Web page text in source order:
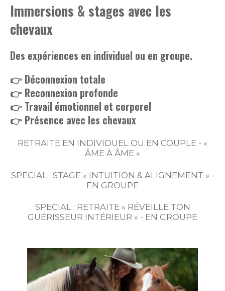
Immersions & stages avec les
chevaux
Des expériences en individuel ou en groupe.
👉 Déconnexion totale
👉 Reconnexion profonde
👉 Travail émotionnel et corporel
👉 Présence avec les chevaux
RETRAITE EN INDIVIDUEL OU EN COUPLE - «
ÂME À ÂME »
SPECIAL : STAGE « INTUITION & ALIGNEMENT » -
EN GROUPE
SPECIAL : RETRAITE « RÉVEILLE TON
GUÉRISSEUR INTÉRIEUR » - EN GROUPE